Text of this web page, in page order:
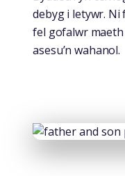
debyg i letywr. Ni
fel gofalwr maeth
asesu’n wahanol.